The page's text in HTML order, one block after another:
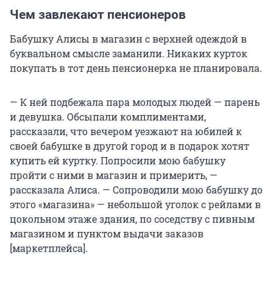
Чем завлекают пенсионеров
Бабушку Алисы в магазин с верхней одеждой в
буквальном смысле заманили. Никаких курток
покупать в тот день пенсионерка не планировала.
— К ней подбежала пара молодых людей — парень
и девушка. Обсыпали комплиментами,
рассказали, что вечером уезжают на юбилей к
своей бабушке в другой город и в подарок хотят
купить ей куртку. Попросили мою бабушку
пройти с ними в магазин и примерить, —
рассказала Алиса. — Сопроводили мою бабушку до
этого «магазина» — небольшой уголок с рейлами в
цокольном этаже здания, по соседству с пивным
магазином и пунктом выдачи заказов
[маркетплейса].